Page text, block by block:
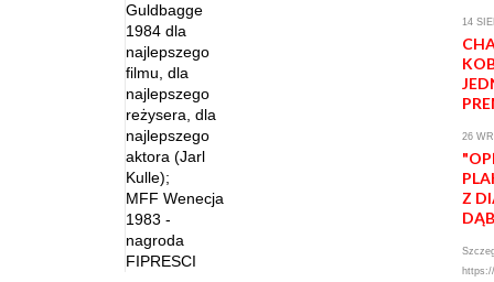
Guldbagge
1984 dla
najlepszego
filmu, dla
najlepszego
reżysera, dla
najlepszego
aktora (Jarl
Kulle);
MFF Wenecja
1983 -
nagroda
FIPRESCI
14
26
Z